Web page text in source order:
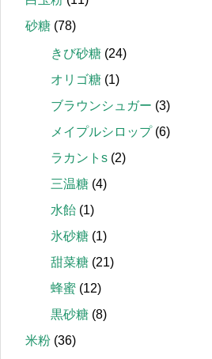
砂糖 (78)
きび砂糖 (24)
オリゴ糖 (1)
ブラウンシュガー (3)
メイプルシロップ(6)
ラカントs (2)
三温糖 (4)
水飴 (1)
氷砂糖 (1)
甜菜糖 (21)
蜂蜜 (12)
黒砂糖 (8)
米粉 (36)